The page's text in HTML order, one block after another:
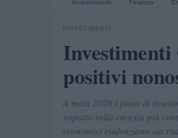
Investimenti Finanza
INVESTIMENTI
Investimenti
positivi
A metà 2026 i piani di
impatto sulla crescita più
economici evidenziano sia